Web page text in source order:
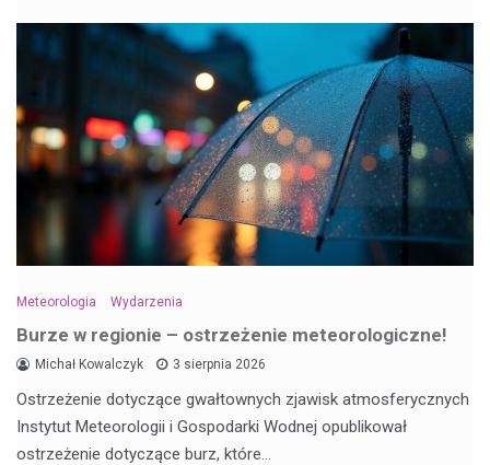
Meteorologia Wydarzenia
Burze w regionie – ostrzeżenie meteorologiczne!
Michał Kowalczyk 3 sierpnia 2026
Ostrzeżenie dotyczące gwałtownych zjawisk atmosferycznych
Instytut Meteorologii i Gospodarki Wodnej opublikował
ostrzeżenie dotyczące burz, które…